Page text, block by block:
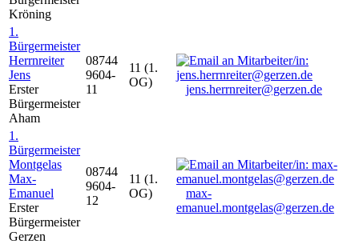
Kröning
1.
Bürgermeister
Herrnreiter
Jens
Erster
Bürgermeister
Aham
08744
9604-
11
11 (1.
OG)
jens.herrnreiter@gerzen.de
1.
Bürgermeister
Montgelas
Max-
Emanuel
Erster
Bürgermeister
Gerzen
08744
9604-
12
11 (1.
OG)
max-
emanuel.montgelas@gerzen.de